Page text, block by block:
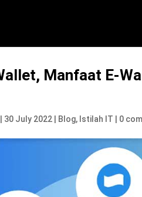
Manfaat E-
30 July 2022 Blog, Istilah IT 0